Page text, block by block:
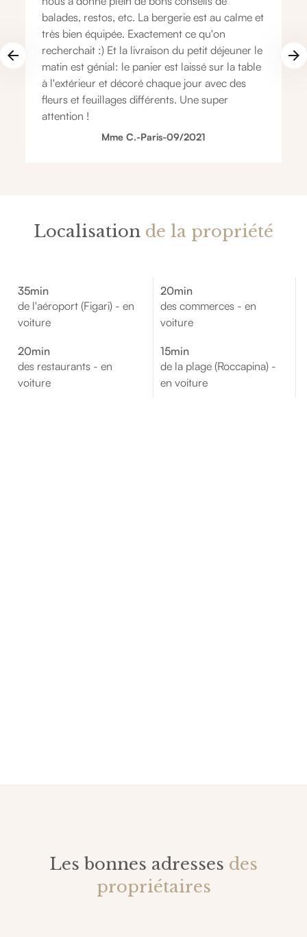
balades, restos, etc. La bergerie est au calme et
très bien équipée. Exactement ce qu'on
recherchait :) Et la livraison du petit déjeuner le
matin est génial: le panier est laissé sur la table
à l'extérieur et décoré chaque jour avec des
fleurs et feuillages différents. Une super
attention !
Mme C.-Paris-09/2021
Localisation de la propriété
35min
de l'aéroport (Figari) - en
voiture
20min
des commerces - en
voiture
20min
des restaurants - en
voiture
15min
de la plage (Roccapina) -
en voiture
Les bonnes adresses des
propriétaires